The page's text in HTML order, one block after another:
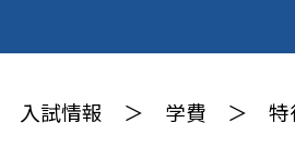
入試情報 ＞ 学費 ＞ 特